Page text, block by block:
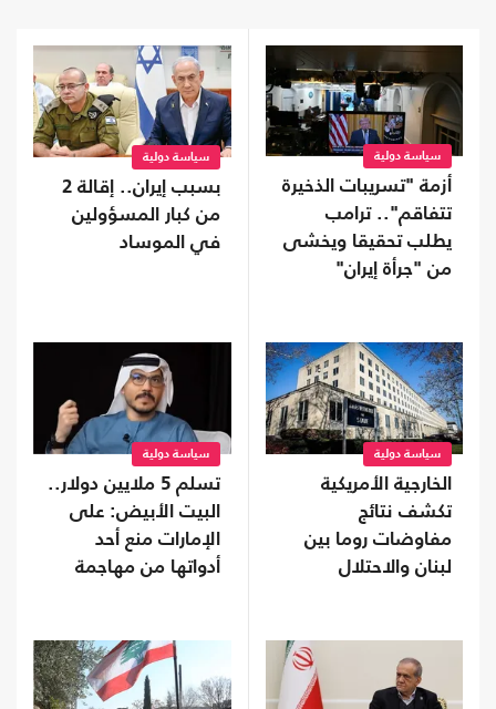
سياسة دولية
أزمة "تسريبات الذخيرة
تتفاقم".. ترامب
يطلب تحقيقا ويخشى
من "جرأة إيران"
سياسة دولية
بسبب إيران.. إقالة 2
من كبار المسؤولين
في الموساد
سياسة دولية
الخارجية الأمريكية
تكشف نتائج
مفاوضات روما بين
لبنان والاحتلال
سياسة دولية
تسلم 5 ملايين دولار..
البيت الأبيض: على
الإمارات منع أحد
أدواتها من مهاجمة